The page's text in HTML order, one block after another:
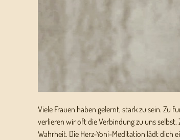
Viele Frauen haben gelernt, stark zu sein. Zu
verlieren wir oft die Verbindung zu uns
Wahrheit. Die Herz-Yoni-Meditation lädt dich